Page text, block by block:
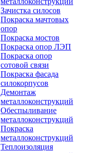
Зачистка силосов
Покраска мачтовых
опор
Покраска мостов
Покраска опор ЛЭП
Покраска опор
сотовой связи
Покраска фасада
силокорпусов
Демонтаж
металлоконструкций
Обеспыливание
металлоконструкций
Покраска
металлоконструкций
Теплоизоляция